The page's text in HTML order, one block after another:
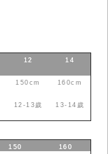
12 14
150cm 160cm
12-13歲 13-14歲
150
160